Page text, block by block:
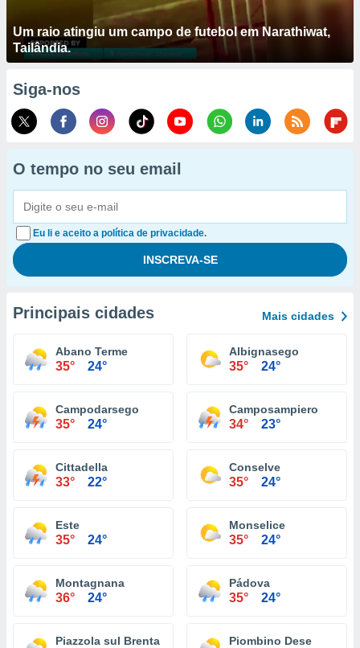
Um raio atingiu um campo de futebol em Narathiwat,
Tailândia.
Siga-nos
O tempo no seu email
Eu li e aceito a política de privacidade.
Principais cidades Mais cidades
Abano Terme
35° 24°
Albignasego
35° 24°
Campodarsego
35° 24°
Camposampiero
34° 23°
Cittadella
33° 22°
Conselve
35° 24°
Este
35° 24°
Monselice
35° 24°
Montagnana
36° 24°
Pádova
35° 24°
Piazzola sul Brenta Piombino Dese